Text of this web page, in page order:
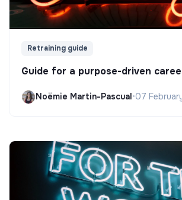
Retraining guide
Guide for a purpose-driven
Noëmie Martin-Pascual•07